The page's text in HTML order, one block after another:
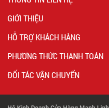
GIỚI THIỆU
HỖ TRỢ KHÁCH HÀNG
PHƯƠNG THỨC THANH TOÁN
ĐỐI TÁC VẬN CHUYỂN